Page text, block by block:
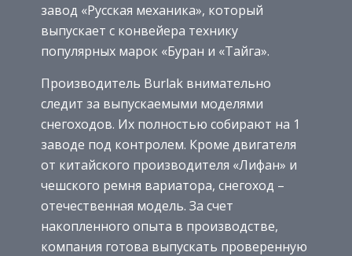
завод «Русская механика», который
выпускает с конвейера технику
популярных марок «Буран и «Тайга».
Производитель Burlak внимательно
следит за выпускаемыми моделями
снегоходов. Их полностью собирают на 1
заводе под контролем. Кроме двигателя
от китайского производителя «Лифан» и
чешского ремня вариатора, снегоход –
отечественная модель. За счет
накопленного опыта в производстве,
компания готова выпускать проверенную